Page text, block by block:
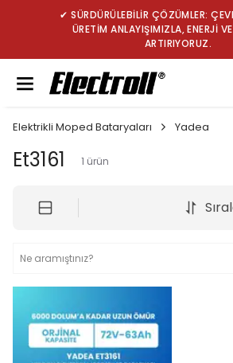
✔ SÜRDÜRÜLEBİLİR ÇÖZÜMLER:
ÜRETİM ANLAYIŞIMIZLA, ENERJİ
ARTIRIYORUZ.
Elektrikli Moped Bataryaları Yadea
Et3161 1 ürün